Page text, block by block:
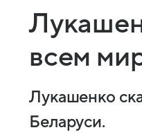
всем
Лукашенко
Беларуси.